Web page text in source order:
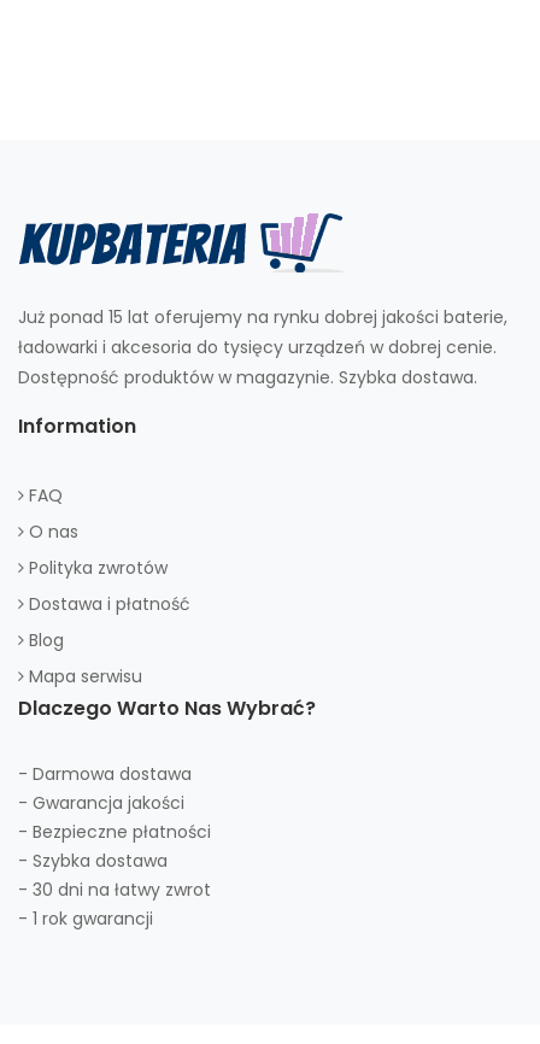
Już ponad 15 lat oferujemy na rynku dobrej jakości baterie,
ładowarki i akcesoria do tysięcy urządzeń w dobrej cenie.
Dostępność produktów w magazynie. Szybka dostawa.
Information
FAQ
O nas
Polityka zwrotów
Dostawa i płatność
Blog
Mapa serwisu
Dlaczego Warto Nas Wybrać?
- Darmowa dostawa
- Gwarancja jakości
- Bezpieczne płatności
- Szybka dostawa
- 30 dni na łatwy zwrot
- 1 rok gwarancji